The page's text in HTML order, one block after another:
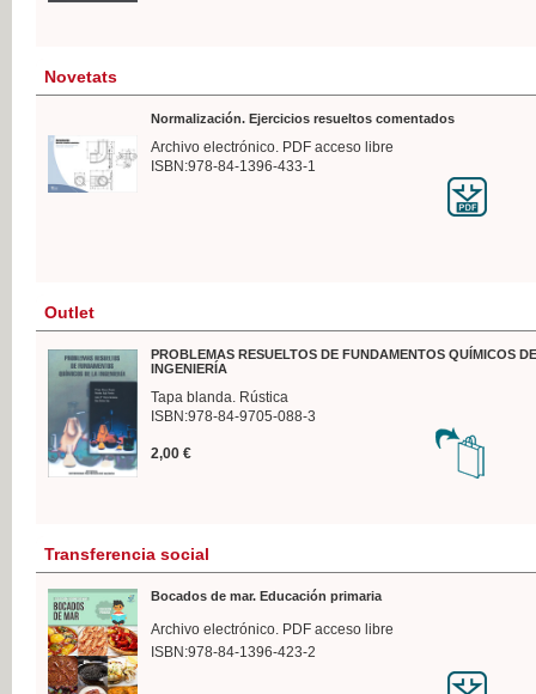
Novetats
Normalización. Ejercicios resueltos comentados
Archivo electrónico. PDF acceso libre
ISBN:978-84-1396-433-1
Outlet
PROBLEMAS RESUELTOS DE FUNDAMENTOS QUÍMICOS
INGENIERÍA
Tapa blanda. Rústica
ISBN:978-84-9705-088-3
2,00 €
Transferencia social
Bocados de mar. Educación primaria
Archivo electrónico. PDF acceso libre
ISBN:978-84-1396-423-2